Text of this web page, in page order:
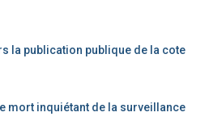
la publication publique de la cote
mort inquiétant de la surveillance